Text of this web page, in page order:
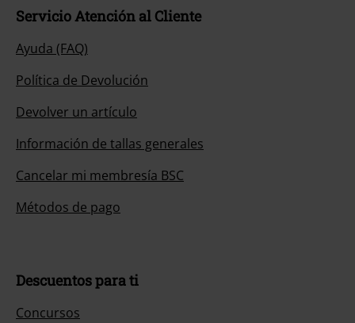
Servicio Atención al Cliente
Ayuda (FAQ)
Política de Devolución
Devolver un artículo
Información de tallas generales
Cancelar mi membresía BSC
Métodos de pago
Descuentos para ti
Concursos